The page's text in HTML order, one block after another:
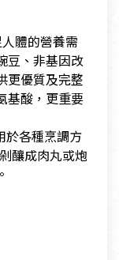
體的營養需
豆、非基因改
更優質及完整
基酸，更重要
各種烹調方
釀成肉丸或炮